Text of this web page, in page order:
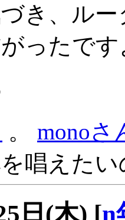
き、ル
ったで
。 monoさ
唱えた
日(木) [n